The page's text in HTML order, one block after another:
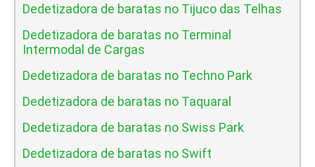
Dedetizadora de baratas no Tijuco das Telhas
Dedetizadora de baratas no Terminal
Intermodal de Cargas
Dedetizadora de baratas no Techno Park
Dedetizadora de baratas no Taquaral
Dedetizadora de baratas no Swiss Park
Dedetizadora de baratas no Swift